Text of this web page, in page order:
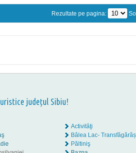
Rezultate pe pagina:
județul Sibiu!
Activităţi
Bâlea Lac-
Păltiniş